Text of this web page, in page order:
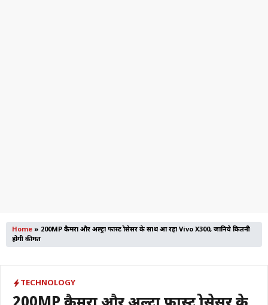
Home » 200MP कैमरा और अल्ट्रा फास्ट प्रोसेसर के साथ आ रहा Vivo X300, जानिये कितनी
होगी कीमत
TECHNOLOGY